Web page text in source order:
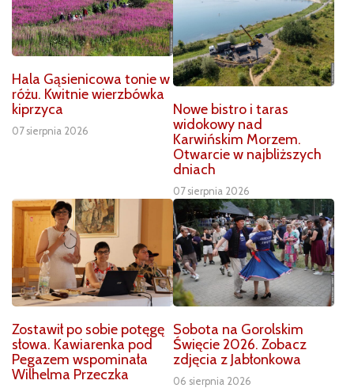
Hala Gąsienicowa tonie w
różu. Kwitnie wierzbówka
kiprzyca
07 sierpnia 2026
Nowe bistro i taras
widokowy nad
Karwińskim Morzem.
Otwarcie w najbliższych
dniach
07 sierpnia 2026
Zostawił po sobie potęgę
słowa. Kawiarenka pod
Pegazem wspominała
Wilhelma Przeczka
Sobota na Gorolskim
Święcie 2026. Zobacz
zdjęcia z Jabłonkowa
06 sierpnia 2026